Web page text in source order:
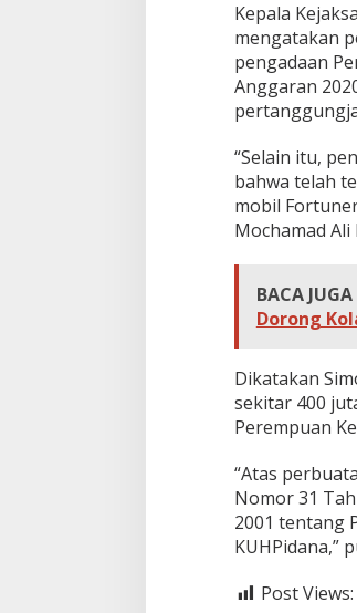
r
s
a
n
g
k
K
o
r
u
p
Kepala
mengatakan
pengadaan
Anggaran
“Selain itu,
bahwa telah
mobil
Mochamad Ali
BACA JUGA
Dorong
Dikatakan
sekitar 400
Perempuan
“Atas
Nomor 31
2001 tentang
KUHPidana,”
Post Views: